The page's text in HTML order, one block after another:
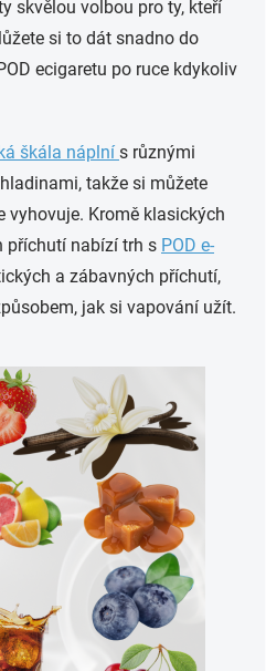
skvělou volbou pro ty, kteří
si to dát snadno do
ecigaretu po ruce kdykoliv
škála náplní s různými
takže si můžete
vyhovuje. Kromě klasických
příchutí nabízí trh s POD e-
a zábavných příchutí,
jak si vapování užít.